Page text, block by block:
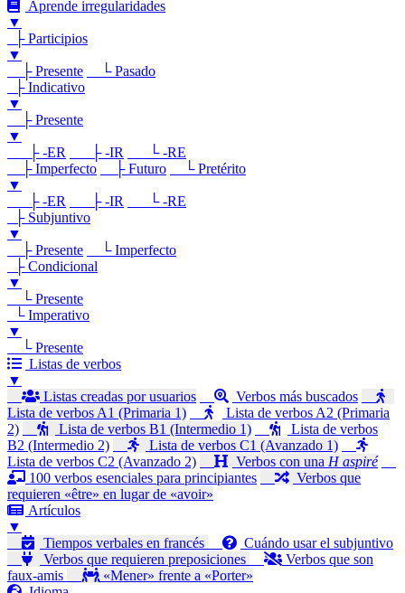
Aprende irregularidades
▼
├ Participios
▼
├ Presente
└ Pasado
├ Indicativo
▼
├ Presente
▼
├ -ER
├ -IR
└ -RE
├ Imperfecto
├ Futuro
└ Pretérito
▼
├ -ER
├ -IR
└ -RE
├ Subjuntivo
▼
├ Presente
└ Imperfecto
├ Condicional
▼
└ Presente
└ Imperativo
▼
└ Presente
Listas de verbos
▼
Listas creadas por usuarios
Verbos más buscados
Lista de verbos A1 (Primaria 1)
Lista de verbos A2 (Primaria
2)
Lista de verbos B1 (Intermedio 1)
Lista de verbos
B2 (Intermedio 2)
Lista de verbos C1 (Avanzado 1)
Lista de verbos C2 (Avanzado 2)
Verbos con una H aspiré
100 verbos esenciales para principiantes
Verbos que
requieren «être» en lugar de «avoir»
Artículos
▼
Tiempos verbales en francés
Cuándo usar el subjuntivo
Verbos que requieren preposiciones
Verbos que son
faux-amis
«Mener» frente a «Porter»